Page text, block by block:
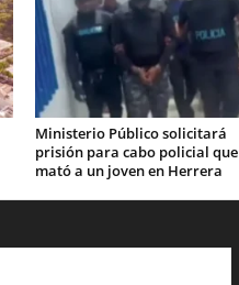
Ministerio Público solicitará
prisión para cabo policial que
mató a un joven en Herrera